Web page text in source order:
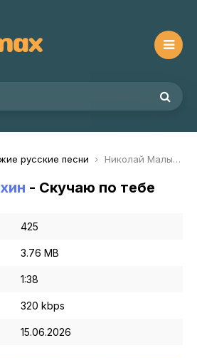
русские песни Николай Малыхин - Скучаю по тебе
- Скучаю по тебе
425
3.76 MB
1:38
320 kbps
15.06.2026